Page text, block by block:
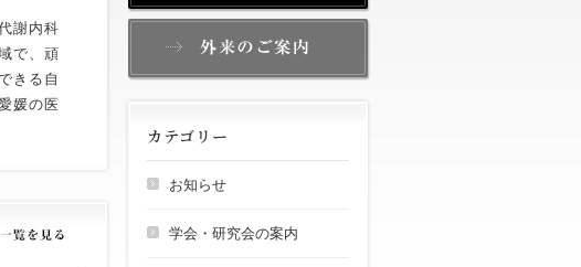
謝内科
で、頑
きる自
媛の医
カテゴリー
お知らせ
学会・研究会の案内